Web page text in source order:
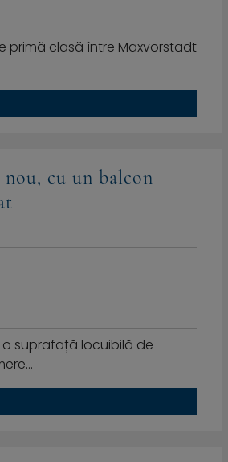
primă clasă între Maxvorstadt
cu un balcon
o suprafață locuibilă de